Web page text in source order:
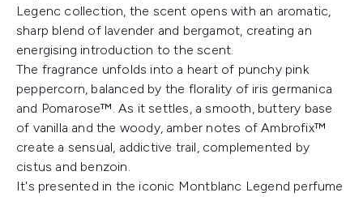
Legenc collection, the scent opens with an aromatic,
sharp blend of lavender and bergamot, creating an
energising introduction to the scent.
The fragrance unfolds into a heart of punchy pink
peppercorn, balanced by the florality of iris germanica
and Pomarose™. As it settles, a smooth, buttery base
of vanilla and the woody, amber notes of Ambrofix™
create a sensual, addictive trail, complemented by
cistus and benzoin.
It's presented in the iconic Montblanc Legend perfume